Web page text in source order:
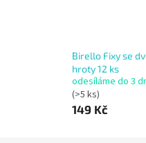
Birello Fixy se
hroty 12 ks
odesíláme do 3
(>5 ks)
149 Kč